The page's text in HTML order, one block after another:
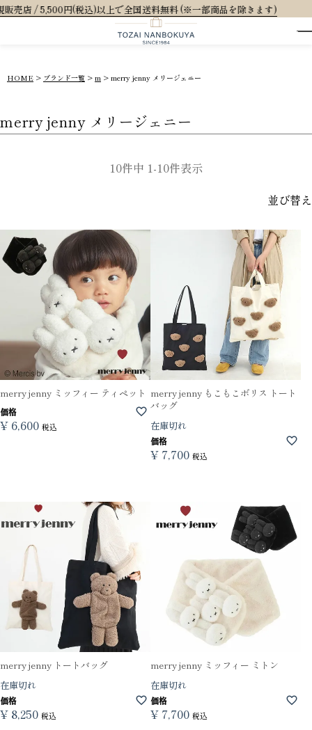
込)以上で全国送料無料 (※一部商品を除きます)
HOME ブランド一覧 m merry jenny メリージェニー
merry jenny メリージェニー
並び替え
10件中 1-10件表示
merry jenny ミッフィー ティペット
価格
¥ 6,600 税込
merry jenny もこもこボリス トート
バッグ
在庫切れ
価格
¥ 7,700 税込
merry jenny トートバッグ
在庫切れ
価格
¥ 8,250 税込
merry jenny ミッフィー ミトン
在庫切れ
価格
¥ 7,700 税込